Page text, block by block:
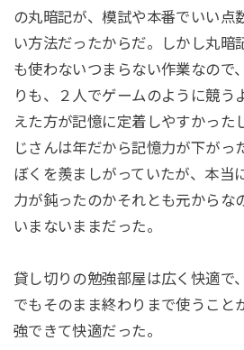
の丸暗記が、模試や本番でいい点
い方法だったからだ。しかし丸暗
も使わないつまらない作業なので
りも、２人でゲームのように競う
えた方が記憶に定着しやすかった
じさんは年だから記憶力が下がっ
ぼくを羨ましがっていたが、本当
力が鈍ったのかそれとも元からな
いまないままだった。
貸し切りの勉強部屋は広く快適で
でもそのまま終わりまで使うこと
強できて快適だった。